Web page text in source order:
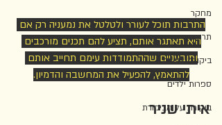
מחקר
תרגום
ביקורת צעירה
ספרות ילדים
ביקורת על הביקורת
התרבות תוכל לעורר ולטלטל את נמעניה רק אם
היא תאתגר אותם, תציע להם תכנים מורכבים
ותובעניים שההתמודדות עימם תחייב אותם
להתאמץ, להפעיל את המחשבה והדמיון.
איתי שניר